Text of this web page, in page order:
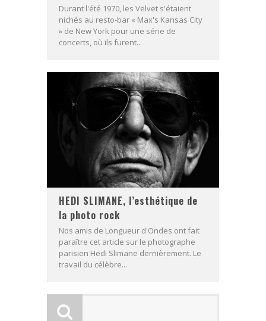
Durant l'été 1970, les Velvet s'étaient
nichés au resto-bar « Max's Kansas City
» de New York pour une série de
concerts, où ils furent...
HEDI SLIMANE, l’esthétique de
la photo rock
Nos amis de Longueur d'Ondes ont fait
paraître cet article sur le photographe
parisien Hedi Slimane dernièrement. Le
travail du célèbre...